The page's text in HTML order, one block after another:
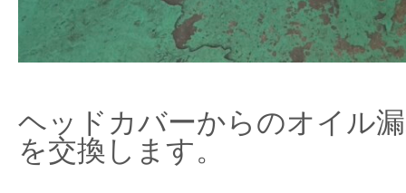
ヘッドカバーからのオイル
を交換します。